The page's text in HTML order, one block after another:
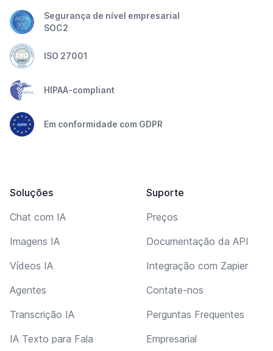
Segurança de nível empresarial
SOC2
ISO 27001
HIPAA-compliant
Em conformidade com GDPR
Soluções
Chat com IA
Imagens IA
Vídeos IA
Agentes
Transcrição IA
IA Texto para Fala
Suporte
Preços
Documentação da API
Integração com Zapier
Contate-nos
Perguntas Frequentes
Empresarial